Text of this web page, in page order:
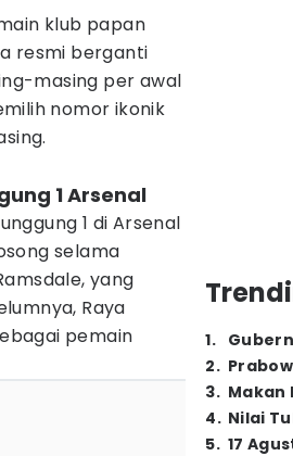
klub papan
resmi berganti
masing per awal
nomor ikonik
1 Arsenal
1 di Arsenal
selama
yang
Raya
pemain
1.
2.
3. Makan
4. Nilai
5. 17